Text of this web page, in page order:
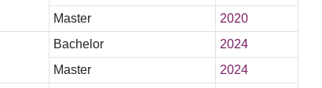
Master
2020
Bachelor
2024
Master
2024